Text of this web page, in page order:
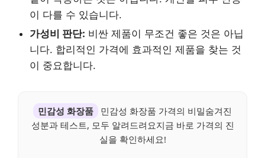
이 다를 수 있습니다.
가성비 판단: 비싼 제품이 무조건 좋은 것은 아닙
니다. 합리적인 가격에 효과적인 제품을 찾는 것
이 중요합니다.
민감성 화장품
민감성 화장품 가격의 비밀숨겨진
성분과 테스트, 모두 알려드려요지금 바로 가격의 진
실을 확인하세요!